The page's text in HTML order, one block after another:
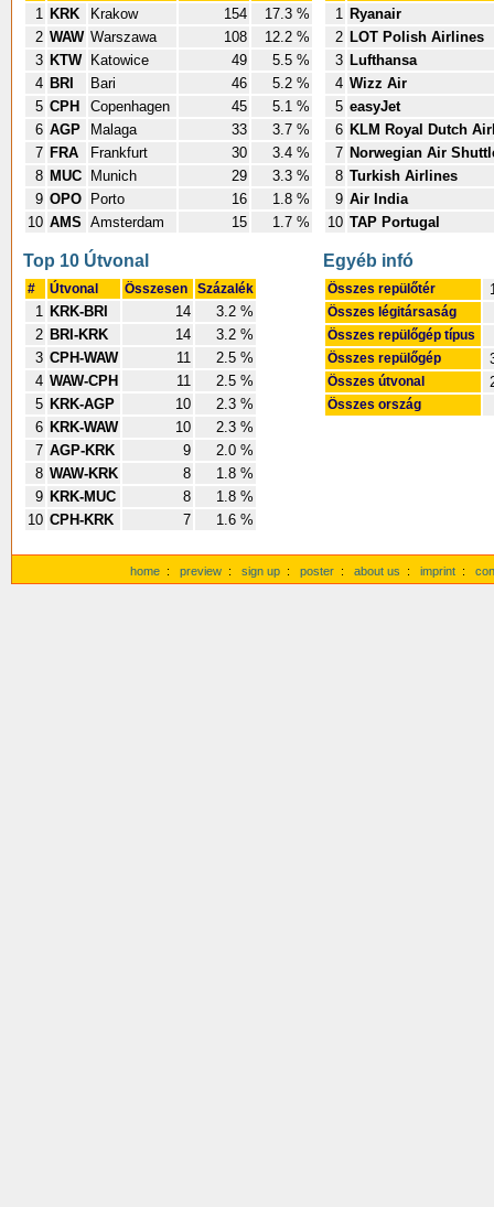
1 KRK Krakow 154
17.3 %
2 WAW Warszawa 108
12.2 %
3 KTW Katowice 49
5.5 %
4 BRI Bari 46
5.2 %
5 CPH Copenhagen 45
5.1 %
6 AGP Malaga 33
3.7 %
7 FRA Frankfurt 30
3.4 %
8 MUC Munich 29
3.3 %
9 OPO Porto 16
1.8 %
10 AMS Amsterdam 15 1.7 %
1 Ryanair
2 LOT Polish Airlines
3 Lufthansa
4 Wizz Air
5 easyJet
6 KLM Royal Dutch
7 Norwegian Air
8 Turkish Airlines
9 Air India
10 TAP Portugal
Top 10 Útvonal
# Útvonal Összesen Százalék
1 KRK-BRI 14
3.2 %
2 BRI-KRK 14
3.2 %
3 CPH-WAW 11
2.5 %
4 WAW-CPH 11
2.5 %
5 KRK-AGP 10
2.3 %
6 KRK-WAW 10
2.3 %
7 AGP-KRK 9
2.0 %
8 WAW-KRK 8
1.8 %
9 KRK-MUC 8
1.8 %
10 CPH-KRK 7 1.6 %
Egyéb infó
Összes repülőtér
Összes légitársaság
Összes repülőgép típus
Összes repülőgép
Összes útvonal
Összes ország
home : preview : sign up : poster : about us : imprint :